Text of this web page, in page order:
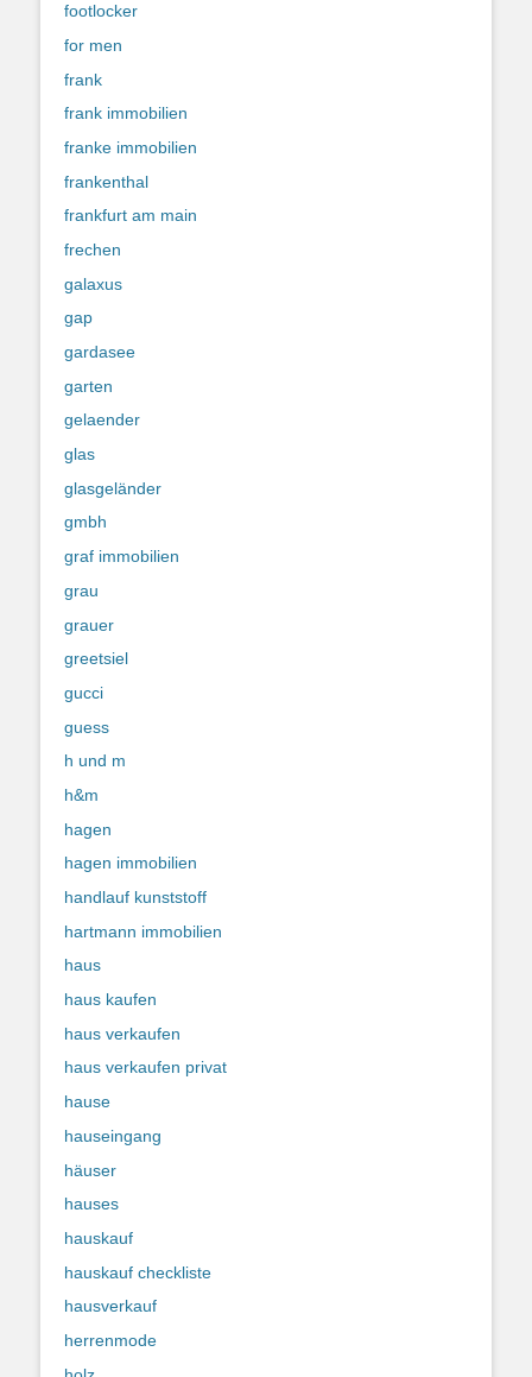
footlocker
for men
frank
frank immobilien
franke immobilien
frankenthal
frankfurt am main
frechen
galaxus
gap
gardasee
garten
gelaender
glas
glasgeländer
gmbh
graf immobilien
grau
grauer
greetsiel
gucci
guess
h und m
h&m
hagen
hagen immobilien
handlauf kunststoff
hartmann immobilien
haus
haus kaufen
haus verkaufen
haus verkaufen privat
hause
hauseingang
häuser
hauses
hauskauf
hauskauf checkliste
hausverkauf
herrenmode